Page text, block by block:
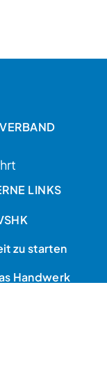
LINKS
zu starten
Handwerk